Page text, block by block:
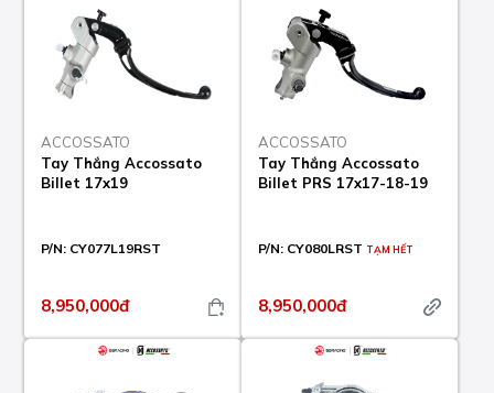
ACCOSSATO
Tay Thắng Accossato
Billet 17x19
P/N: CY077L19RST
8,950,000đ
ACCOSSATO
Tay Thắng Accossato
Billet PRS 17x17-18-19
P/N: CY080LRST TẠM HẾT
8,950,000đ